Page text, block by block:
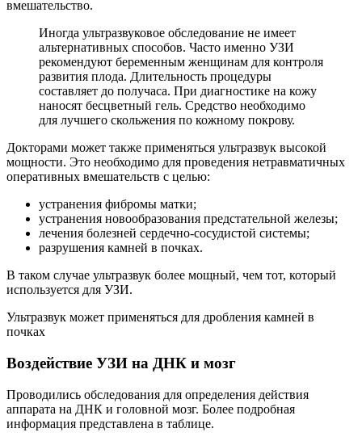
вмешательство.
Иногда ультразвуковое обследование не имеет
альтернативных способов. Часто именно УЗИ
рекомендуют беременным женщинам для контроля
развития плода. Длительность процедуры
составляет до получаса. При диагностике на кожу
наносят бесцветный гель. Средство необходимо
для лучшего скольжения по кожному покрову.
Докторами может также применяться ультразвук высокой
мощности. Это необходимо для проведения нетравматичных
оперативных вмешательств с целью:
устранения фибромы матки;
устранения новообразования предстательной железы;
лечения болезней сердечно-сосудистой системы;
разрушения камней в почках.
В таком случае ультразвук более мощный, чем тот, который
используется для УЗИ.
Ультразвук может применяться для дробления камней в
почках
Воздействие УЗИ на ДНК и мозг
Проводились обследования для определения действия
аппарата на ДНК и головной мозг. Более подробная
информация представлена в таблице.